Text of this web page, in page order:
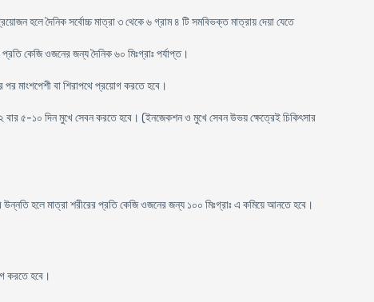
হলে দৈনিক সর্বোচ্চ মাত্রা ৩ থেকে ৬ গ্রাম ৪ টি সমবিভক্ত মাত্রায় দেয়া যেতে
কেজি ওজনের জন্য দৈনিক ৬০ মিঃগ্রাঃ পর্যাপ্ত।
মাংশপেশী বা শিরাপথে প্রয়োগ করতে হবে।
২ বার ৫-১০ দিন মুখে সেবন করতে হবে। (ইনজেকশন ও মুখে সেবন উভয় ক্ষেত্রেই চিকিৎসার
হলে মাত্রা শরীরের প্রতি কেজি ওজনের জন্য ১০০ মিঃগ্রাঃ এ কমিয়ে আনতে হবে।
করতে হবে।